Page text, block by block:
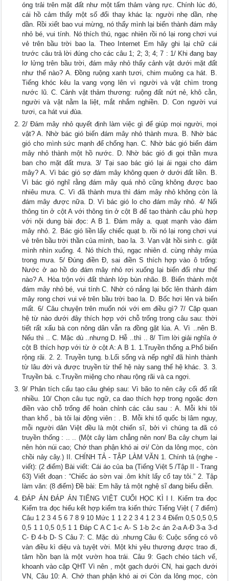
óng trải trên mặt đất như một tấm thảm vàng rực. Chính lúc đó,
cái hồ cảm thấy một số đổi thay khác lạ: người nhẹ dần, nhẹ
dần. Rồi xiết bao vui mừng, nó thấy mình lại biến thành đám mây
nhỏ bé, vui tính. Nó thích thú, ngạc nhiên rồi nó lại rong chơi vui
vẻ trên bầu trời bao la. Theo Internet Em hãy ghi lại chữ cái
trước câu trả lời đúng cho các câu 1; 2; 3; 4; 7 : 1/ Khi đang bay
lơ lửng trên bầu trời, đám mây nhỏ thấy cảnh vật dưới mặt đất
như thế nào? A. Đồng ruộng xanh tươi, chim muông ca hát. B.
Tiếng khóc kêu la vang vọng lên vì người và vật chìm trong
nước lũ. C. Cảnh vật thảm thương: ruộng đất nứt nẻ, khô cằn,
người và vật nằm la liệt, mắt nhắm nghiền. D. Con người vui
tươi, ca hát vui đùa.
2/ Đám mây nhỏ quyết định làm việc gì để giúp mọi người, mọi
vật? A. Nhờ bác gió biến đám mây nhỏ thành mưa. B. Nhờ bác
gió cho mình sức mạnh để chống hạn. C. Nhờ bác gió biến đám
mây nhỏ thành một hồ nước. D. Nhờ bác gió đi gọi thần mưa
ban cho mặt đất mưa. 3/ Tại sao bác gió lại ái ngại cho đám
mây? A. Vì bác gió sợ đám mây không quen ở dưới đất liền. B.
Vì bác gió nghĩ rằng đám mây quá nhỏ cũng không được bao
nhiêu mưa. C. Vì đã thành mưa thì đám mây nhỏ không còn là
đám mây được nữa. D. Vì bác gió lo cho đám mây nhỏ. 4/ Nối
thông tin ở cột A với thông tin ở cột B để tạo thành câu phù hợp
với nội dung bài đọc: A B 1. Đám mây a. quạt mạnh vào đám
mây nhỏ. 2. Bác gió liền lấy chiếc quạt b. rồi nó lại rong chơi vui
vẻ trên bầu trời thần của mình, bao la. 3. Vạn vật hồi sinh c. giật
mình nhìn xuống. 4. Nó thích thú, ngạc nhiên d. cùng nhảy múa
trong mưa. 5/ Đúng điền Đ, sai điền S thích hợp vào ô trống:
Nước ở ao hồ do đám mây nhỏ rơi xuống lại biến đổi như thế
nào? A. Hòa trộn với đất thành lớp bùn nhão. B. Biến thành một
đám mây nhỏ bé, vui tính C. Nhờ có nắng lại bốc lên thành đám
mây rong chơi vui vẻ trên bầu trời bao la. D. Bốc hơi lên và biến
mất. 6/ Câu chuyện trên muốn nói với em điều gì? 7/ Cặp quan
hệ từ nào dưới đây thích hợp với chỗ trống trong câu sau: thời
tiết rất xấu bà con nông dân vẫn ra đồng gặt lúa. A. Vì ..nên B.
Nếu thì .. C. Mặc dù ..nhưng D. Hễ ..thì .. 8/ Tìm lời giải nghĩa ở
cột B thích hợp với từ ở cột A: A B 1. 1.Truyền thống a.Phổ biến
rộng rãi. 2. 2. Truyền tụng. b.Lối sống và nếp nghĩ đã hình thành
từ lâu đời và được truyền từ thế hệ này sang thế hệ khác. 3. 3.
Truyền bá. c.Truyền miệng cho nhau rộng rãi và ca ngợi.
9/ Phân tích cấu tạo câu ghép sau: Vì bão to nên cây cối đổ rất
nhiều. 10/ Chọn câu tục ngữ, ca dao thích hợp trong ngoặc đơn
điền vào chỗ trống để hoàn chỉnh các câu sau : A. Mỗi khi tôi
than khổ , bà tôi lại động viên : . B. Mỗi khi tổ quốc bị lâm nguy,
mỗi người dân Việt đều là một chiến sĩ, bởi vì chúng ta đã có
truyền thống : .. .. (Một cây làm chẳng nên non/ Ba cây chụm lại
nên hòn núi cao; Chớ than phận khó ai ơi/ Còn da lông mọc, còn
chồi nảy cây.) II. CHÍNH TẢ - TẬP LÀM VĂN 1. Chính tả (nghe -
viết): (2 điểm) Bài viết: Cái áo của ba (Tiếng Việt 5 /Tập II - Trang
63) Viết đoạn : “Chiếc áo sờn vai .ôm khít lấy cổ tay tôi.” 2. Tập
làm văn: (8 điểm) Đề bài: Em hãy tả một nghệ sĩ đang biểu diễn.
ĐÁP ÁN ĐÁP ÁN TIẾNG VIỆT CUỐI HỌC KÌ I I. Kiểm tra đọc
Kiểm tra đọc hiểu kết hợp kiểm tra kiến thức Tiếng Việt ( 7 điểm)
Câu 1 2 3 4 5 6 7 8 9 10 Mức 1 1 2 2 3 4 1 2 3 4 Điểm 0,5 0,5 0,5
0,5 1 1 0,5 0,5 1 1 Đáp C A C 1-c A- S 1-b 2-c án 2-a A-Đ 3-a 3-d
C- Đ 4-b D- S Câu 7: C. Mặc dù .nhưng Câu 6: Cuộc sống có vô
vàn điều kì diệu và tuyệt vời. Một khi yêu thương được trao đi,
tâm hồn bạn là một vườn hoa trái. Câu 9: Gạch chéo tách vế,
khoanh vào cặp QHT Vì nên , một gạch dưới CN, hai gạch dưới
VN, Câu 10: A. Chớ than phận khó ai ơi Còn da lông mọc, còn